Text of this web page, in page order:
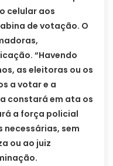
celular aos
de votação. O
“Havendo
as eleitoras ou os
a votar e a
constará em ata os
a força policial
sem
ou ao juiz